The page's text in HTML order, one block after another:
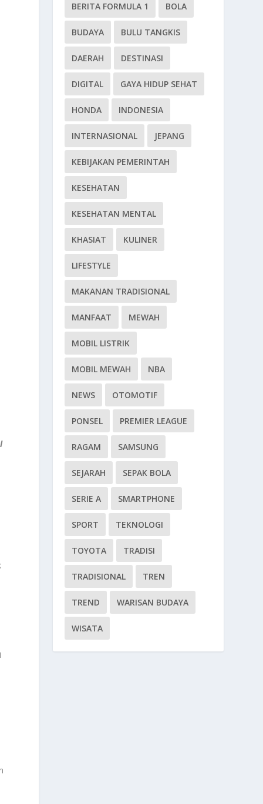
BERITA FORMULA 1 BOLA
BUDAYA BULU TANGKIS
DAERAH DESTINASI
DIGITAL GAYA HIDUP SEHAT
HONDA INDONESIA
INTERNASIONAL JEPANG
KEBIJAKAN PEMERINTAH
KESEHATAN
KESEHATAN MENTAL
KHASIAT KULINER
LIFESTYLE
MAKANAN TRADISIONAL
MANFAAT MEWAH
MOBIL LISTRIK
MOBIL MEWAH NBA
NEWS OTOMOTIF
PONSEL PREMIER LEAGUE
RAGAM SAMSUNG
SEJARAH SEPAK BOLA
SERIE A SMARTPHONE
SPORT TEKNOLOGI
TOYOTA TRADISI
TRADISIONAL TREN
TREND WARISAN BUDAYA
WISATA